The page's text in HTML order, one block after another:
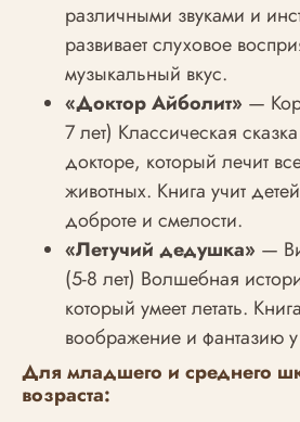
различными звуками и
развивает слуховое
музыкальный вкус.
«Доктор Айболит» —
7 лет) Классическая
докторе, который лечит
животных. Книга учит
доброте и смелости.
«Летучий дедушка» —
(5-8 лет) Волшебная
который умеет летать.
воображение и фантазию
Для младшего и среднего
возраста: